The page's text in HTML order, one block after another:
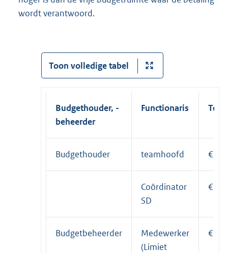
wordt verantwoord.
Toon volledige tabel
Budgethouder, -
beheerder
Functionaris
Budgethouder teamhoofd €
Coördinator
SD
€
Budgetbeheerder
Medewerker
(Limiet
€